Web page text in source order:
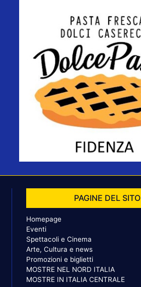
PAGINE DEL SITO
Homepage
Eventi
Spettacoli e Cinema
Arte, Cultura e news
Promozioni e biglietti
MOSTRE NEL NORD ITALIA
MOSTRE IN ITALIA CENTRALE